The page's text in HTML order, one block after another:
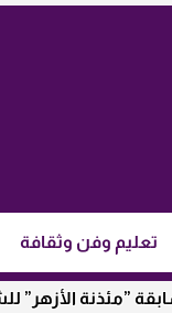
تعليم وفن وثقافة
للشعر العربي